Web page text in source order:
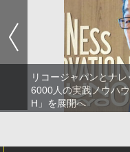
リコージャパンとナ
6000人の実践ノウハ
H」を展開へ